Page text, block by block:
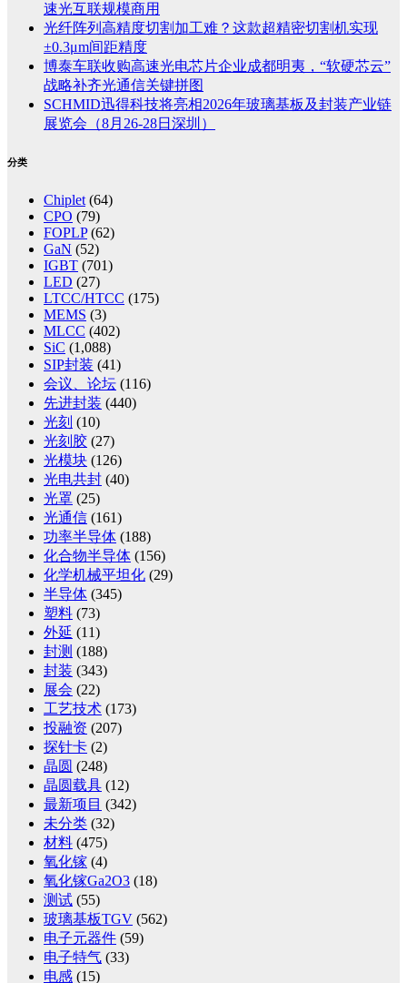
速光互联规模商用
光纤阵列高精度切割加工难？这款超精密切割机实现
±0.3μm间距精度
博泰车联收购高速光电芯片企业成都明夷，“软硬芯云”
战略补齐光通信关键拼图
SCHMID迅得科技将亮相2026年玻璃基板及封装产业链
展览会（8月26-28日深圳）
分类
Chiplet (64)
CPO (79)
FOPLP(62)
GaN (52)
IGBT (701)
LED (27)
LTCC/HTCC (175)
MEMS (3)
MLCC (402)
SiC (1,088)
SIP封装 (41)
会议、论坛 (116)
先进封装 (440)
光刻 (10)
光刻胶 (27)
光模块 (126)
光电共封 (40)
光罩 (25)
光通信 (161)
功率半导体 (188)
化合物半导体 (156)
化学机械平坦化 (29)
半导体 (345)
塑料 (73)
外延 (11)
封测 (188)
封装 (343)
展会 (22)
工艺技术 (173)
投融资 (207)
探针卡 (2)
晶圆 (248)
晶圆载具 (12)
最新项目 (342)
未分类 (32)
材料 (475)
氧化镓 (4)
氧化镓Ga2O3 (18)
测试 (55)
玻璃基板TGV (562)
电子元器件 (59)
电子特气 (33)
电感 (15)